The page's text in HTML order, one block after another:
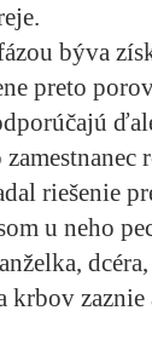
býva
preto
riešenie
u neho
dcéra,
krbov